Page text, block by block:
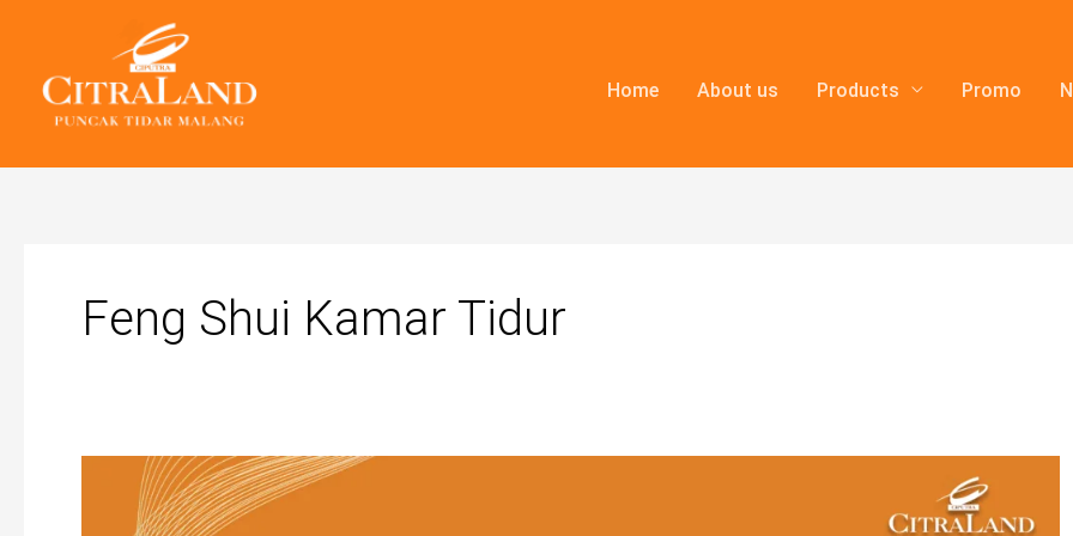
content
Home About us Products Promo
Feng Shui Kamar Tidur
Pantangan